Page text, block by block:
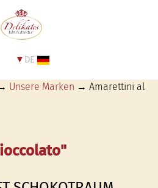
DE
Unsere Marken → Amarettini al